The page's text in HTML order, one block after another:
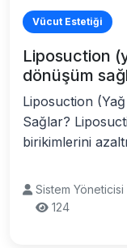
Vücut Estetiği
Liposuction
dönüşüm
Liposuction
Sağlar?
birikimlerini
Sistem Yöneticisi
124